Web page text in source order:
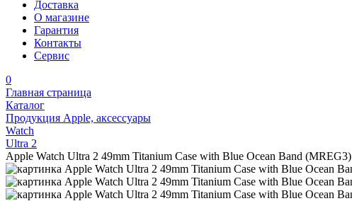
Доставка
О магазине
Гарантия
Контакты
Сервис
0
Главная страница
Каталог
Продукция Apple, аксессуары
Watch
Ultra 2
Apple Watch Ultra 2 49mm Titanium Case with Blue Ocean Band (MREG3)